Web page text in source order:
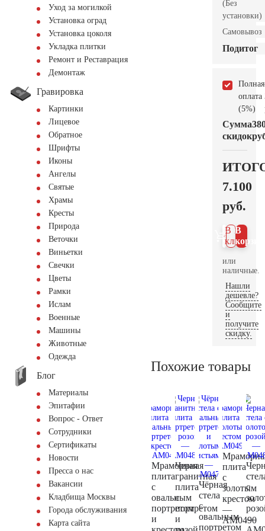
Уход за могилкой
Установка оград
Установка цоколя
Укладка плитки
Ремонт и Реставрация
Демонтаж
Гравировка
Картинки
Лицевое
Обратное
Шрифты
Иконы
Ангелы
Святые
Храмы
Кресты
Природа
Веточки
Виньетки
Свечки
Цветы
Рамки
Ислам
Военные
Машины
Животные
Одежда
Блог
Материалы
Эпитафии
Вопрос - Ответ
Сотрудники
Сертификаты
Новости
Пресса о нас
Вакансии
Кладбища Москвы
Города обслуживания
Карта сайта
(Без
установки)
Самовывоз
Подитог
Полная
оплата
(5%)
Сумма
скидок
7.100
руб.
В
В 1
клик
или
наличные.
Нашли
дешевле?
Сообщите
и
получите
скидку.
Похожие товары
Мраморная
плита
с
овальным
портретом
и
Черная
гранитная
плита
с
портретом
и
Чёрная
стела
с
овальным
портретом
плита
с
золотым
крестом
—
AM0490
с
—